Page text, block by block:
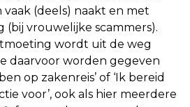
(deels) naakt en met
(bij vrouwelijke scammers).
wordt uit de weg
daarvoor worden gegeven
op zakenreis’ of ‘Ik bereid
voor’, ook als hier meerdere